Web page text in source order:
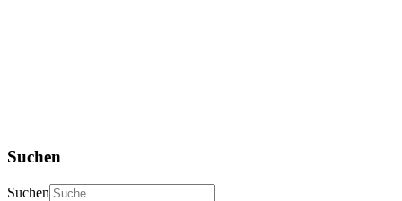
Suchen
Suchen